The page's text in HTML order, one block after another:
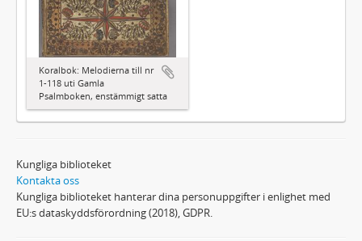
Koralbok: Melodierna till nr
1-118 uti Gamla
Psalmboken, enstämmigt satta
Kungliga biblioteket
Kontakta oss
Kungliga biblioteket hanterar dina personuppgifter i enlighet med
EU:s dataskyddsförordning (2018), GDPR.